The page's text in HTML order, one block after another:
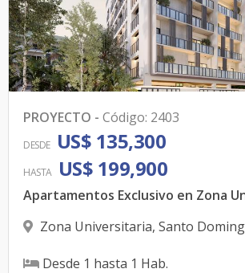
PROYECTO - Código: 2403
DESDE US$ 135,300
HASTA US$ 199,900
Apartamentos Exclusivo en Zona
Zona Universitaria, Santo
Desde 1 hasta 1 Hab.